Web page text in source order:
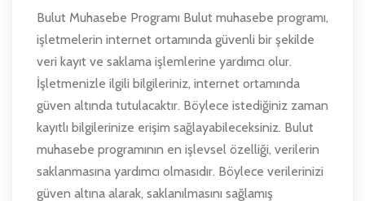
Bulut Muhasebe Programı Bulut muhasebe programı,
işletmelerin internet ortamında güvenli bir şekilde
veri kayıt ve saklama işlemlerine yardımcı olur.
İşletmenizle ilgili bilgileriniz, internet ortamında
güven altında tutulacaktır. Böylece istediğiniz zaman
kayıtlı bilgilerinize erişim sağlayabileceksiniz. Bulut
muhasebe programının en işlevsel özelliği, verilerin
saklanmasına yardımcı olmasıdır. Böylece verilerinizi
güven altına alarak, saklanılmasını sağlamış